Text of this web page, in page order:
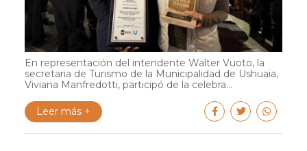
En representación del intendente Walter Vuoto, la
secretaria de Turismo de la Municipalidad de Ushuaia,
Viviana Manfredotti, participó de la celebra...
Leer más +